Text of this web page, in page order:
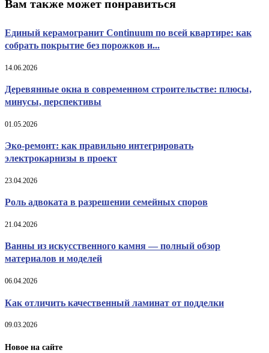
Вам также может понравиться
Единый керамогранит Continuum по всей квартире: как
собрать покрытие без порожков и...
14.06.2026
Деревянные окна в современном строительстве: плюсы,
минусы, перспективы
01.05.2026
Эко-ремонт: как правильно интегрировать
электрокарнизы в проект
23.04.2026
Роль адвоката в разрешении семейных споров
21.04.2026
Ванны из искусственного камня — полный обзор
материалов и моделей
06.04.2026
Как отличить качественный ламинат от подделки
09.03.2026
Новое на сайте